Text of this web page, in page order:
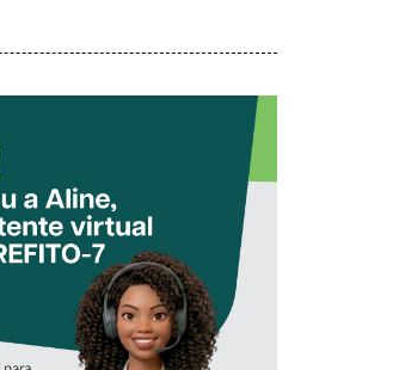
CONHEÇA A
‘ALINE’,
ASSISTENTE
VIRTUAL DO
CREFITO-7